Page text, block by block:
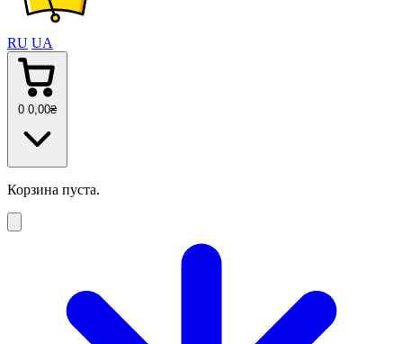
RU UA
0 0 ,00₴
Корзина пуста.